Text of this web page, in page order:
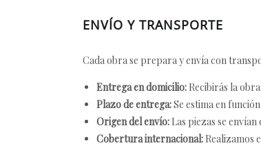
ENVÍO Y TRANSPORTE
Cada obra se prepara y envía con
Entrega en domicilio: Recibirás la
Plazo de entrega:Se estima en
Origen del envío: Las piezas se
Cobertura internacional: Realizamos